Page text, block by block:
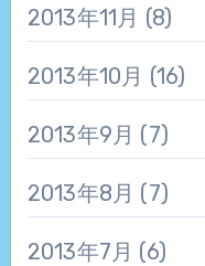
2013年11月 (8)
2013年10月 (16)
2013年9月 (7)
2013年8月 (7)
2013年7月 (6)